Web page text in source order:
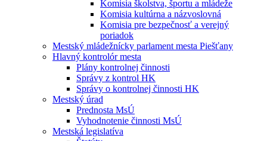
Komisia školstva, športu a mládeže
Komisia kultúrna a názvoslovná
Komisia pre bezpečnosť a verejný
poriadok
Mestský mládežnícky parlament mesta Piešťany
Hlavný kontrolór mesta
Plány kontrolnej činnosti
Správy z kontrol HK
Správy o kontrolnej činnosti HK
Mestský úrad
Prednosta MsÚ
Vyhodnotenie činnosti MsÚ
Mestská legislatíva